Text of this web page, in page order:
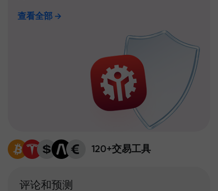
查看全部
120+交易工具
评论和预测